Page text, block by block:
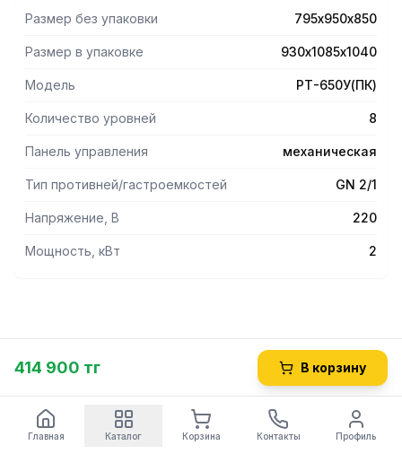
травмобезопасного стекла.
- Для нагрева используется один ТЭН.
- Шкаф имеет 8 уровней. (БЕЗ противней),
- Используя дополнительные кронштейны, можно
меньшего размера.
естественной конвекции.
предусмотрена емкость для воды (заполнение водой -
Размер без упаковки 795х950х850
Размер в упаковке 930х1085х1040
Модель РТ-650У(ПК)
Количество уровней 8
Панель управления механическая
Тип противней/гастроемкостей GN 2/1
Напряжение, В 220
Мощность, кВт 2
414 900 тг В корзину
Главная Каталог Корзина Контакты Профиль